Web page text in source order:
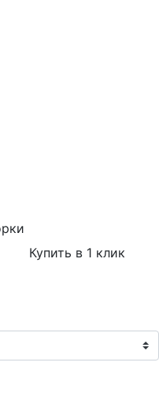
Купить в 1 клик